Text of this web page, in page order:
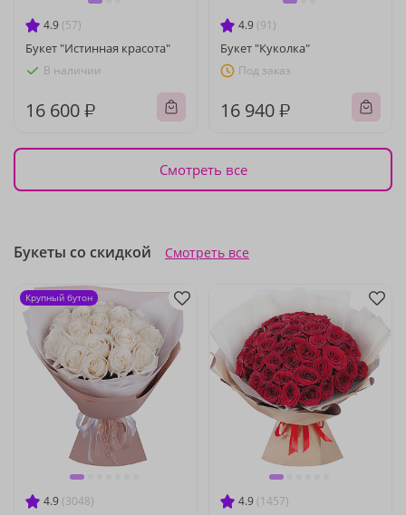
4.9 (57)
Букет "Истинная красота"
В наличии
16 600 ₽
4.9 (91)
Букет "Куколка"
Под заказ
16 940 ₽
Смотреть все
Букеты со скидкой Смотреть все
4.9 (3048)
Крупный бутон
4.9 (1457)